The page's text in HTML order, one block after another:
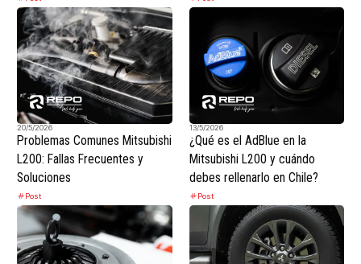
20/5/2026
Problemas Comunes Mitsubishi
L200: Fallas Frecuentes y
Soluciones
Post
13/5/2026
¿Qué es el AdBlue en la
Mitsubishi L200 y cuándo
debes rellenarlo en Chile?
Post